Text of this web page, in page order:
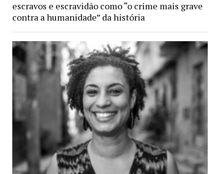
escravos e escravidão como “o crime mais grave
contra a humanidade” da história